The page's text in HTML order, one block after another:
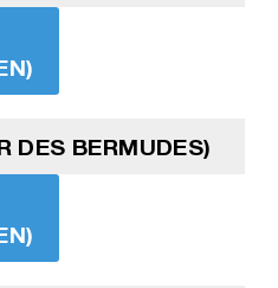
DES BERMUDES)